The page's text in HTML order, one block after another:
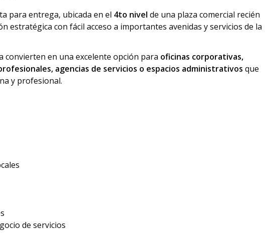
para entrega, ubicada en el 4to nivel de una plaza comercial recién
estratégica con fácil acceso a importantes avenidas y servicios de la
en una excelente opción para oficinas corporativas,
agencias de servicios o espacios administrativos que
y profesional.
de servicios